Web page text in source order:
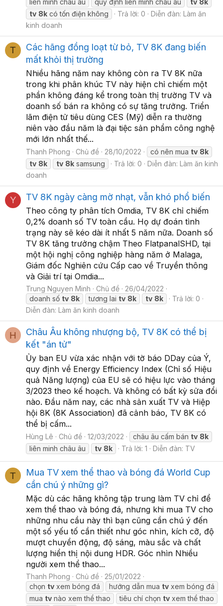
tv 8k có tốn điện không Trả lời: 0 Diễn đàn: Làm ăn
kinh doanh
T
Các hãng đồng loạt từ bỏ, TV 8K đang biến
mất khỏi thị trường
Nhiều hãng năm nay không còn ra TV 8K nữa
trong khi phân khúc TV này hiện chỉ chiếm một
phần không đáng kể trong toàn thị trường TV và
doanh số bán ra không có sự tăng trưởng. Triển
lãm điện tử tiêu dùng CES (Mỹ) diễn ra thường
niên vào đầu năm là đại tiệc sản phẩm công nghệ
mới lớn nhất thế...
Thanh Phong Chủ đề 28/10/2022 có nên mua tv 8k
tv 8k tv 8k samsung Trả lời: 0 Diễn đàn: Làm ăn kinh
doanh
Y TV 8K ngày càng mờ nhạt, vẫn khó phổ biến
Theo công ty phân tích Omdia, TV 8K chỉ chiếm
0,2% doanh số TV toàn cầu. Họ dự đoán tình
trạng này sẽ kéo dài ít nhất 5 năm nữa. Doanh số
TV 8K tăng trưởng chậm Theo FlatpanalSHD, tại
một hội nghị công nghiệp hàng năm ở Malaga,
Giám đốc Nghiên cứu Cấp cao về Truyền thông
và Giải trí tại Omdia...
Trung Nguyen Minh Chủ đề
26/04/2022
doanh số tv 8k tương lai tv 8k tv 8k
Trả lời: 0
Diễn đàn: Làm ăn kinh doanh
H
Châu Âu không nhượng bộ, TV 8K có thể bị
kết "án tử"
Ủy ban EU vừa xác nhận với tờ báo DDay của Ý,
quy định về Energy Efficiency Index (Chỉ số Hiệu
quả Năng lượng) của EU sẽ có hiệu lực vào tháng
3/2023 theo kế hoạch. Và không có bất kỳ sửa đổi
nào. Đầu năm nay, các nhà sản xuất TV và Hiệp
hội 8K (8K Association) đã cảnh báo, TV 8K có
thể bị cấm...
Hùng Lê Chủ đề 12/03/2022 châu âu cấm bán tv 8k
liên minh châu âu
tv 8k Trả lời: 1 Diễn đàn: TV
T
Mua TV xem thể thao và bóng đá World Cup
cần chú ý những gì?
Mặc dù các hãng không tập trung làm TV chỉ để
xem thể thao và bóng đá, nhưng khi mua TV cho
những nhu cầu này thì bạn cũng cần chú ý đến
một số yếu tố cần thiết như góc nhìn, kích cỡ, độ
mượt chuyển động, độ sáng, màu sắc và chất
lượng hiển thị nội dung HDR. Góc nhìn Nhiều
người xem thể thao...
Thanh Phong Chủ đề
25/01/2022
chọn tv xem bóng đá hướng dẫn mua tv xem bóng đá
mua tv nào xem thể thao tiêu chí chọn tv xem thể thao